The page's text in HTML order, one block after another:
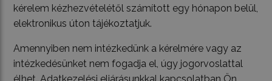
kérelem kézhezvételétől számított egy hónapon belül,
elektronikus úton tájékoztatjuk.
Amennyiben nem intézkedünk a kérelmére vagy az
intézkedésünket nem fogadja el, úgy jogorvoslattal